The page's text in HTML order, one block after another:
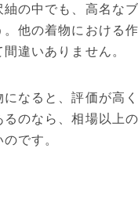
の中でも、高名な
他の着物における
違いありません。
なると、評価が高
のなら、相場以上
です。